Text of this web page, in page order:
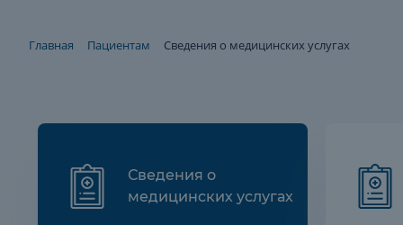
Главная Пациентам Сведения о медицинских услугах
Сведения о
медицинских услугах